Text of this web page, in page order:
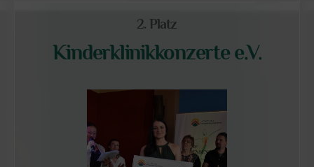
2. Platz
Kinderklinikkonzerte e.V.